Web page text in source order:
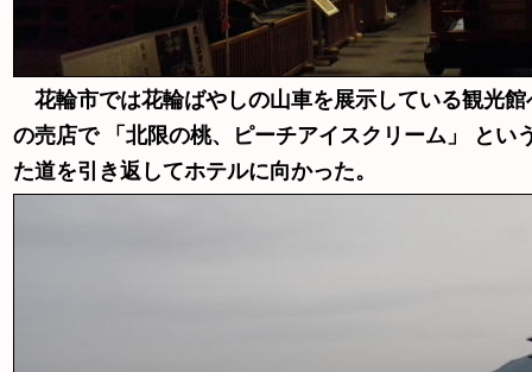
花輪市では花輪ばやしの山車を展示している観光
の売店で 「北限の桃、ピーチアイスクリーム」 と
た道を引き返してホテルに向かった。